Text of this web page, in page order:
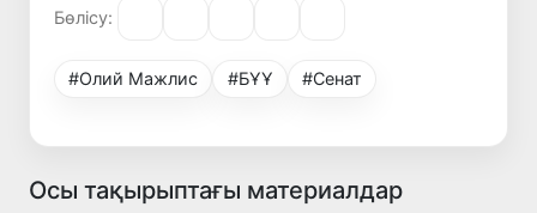
Бөлісу:
#Олий Мажлис #БҰҰ #Сенат
Осы тақырыптағы материалдар